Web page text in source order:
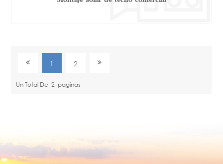
1 2
Un Total De 2 Paginas